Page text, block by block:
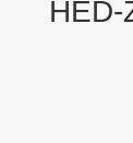
HED-